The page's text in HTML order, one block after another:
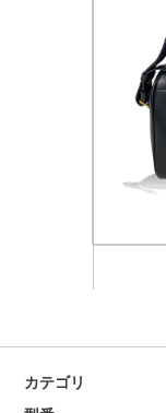
カテゴリ